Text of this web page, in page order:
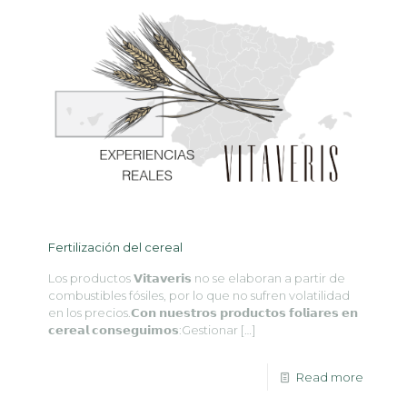
Fertilización del cereal
Los productos 𝗩𝗶𝘁𝗮𝘃𝗲𝗿𝗶𝘀 no se elaboran a partir de
combustibles fósiles, por lo que no sufren volatilidad
en los precios.𝗖𝗼𝗻 𝗻𝘂𝗲𝘀𝘁𝗿𝗼𝘀 𝗽𝗿𝗼𝗱𝘂𝗰𝘁𝗼𝘀 𝗳𝗼𝗹𝗶𝗮𝗿𝗲𝘀 𝗲𝗻
𝗰𝗲𝗿𝗲𝗮𝗹 𝗰𝗼𝗻𝘀𝗲𝗴𝘂𝗶𝗺𝗼𝘀:Gestionar […]
Read more